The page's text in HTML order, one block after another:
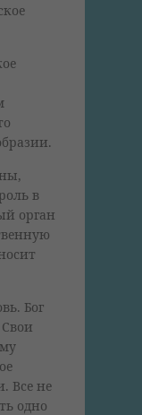
в
орган
Бог
Все не
одно